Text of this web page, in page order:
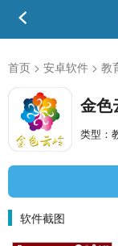
首页 > 安卓软件 > 教
金色
类型：
软件截图